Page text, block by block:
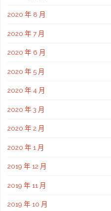
2020 年 8 月
2020 年 7 月
2020 年 6 月
2020 年 5 月
2020 年 4 月
2020 年 3 月
2020 年 2 月
2020 年 1 月
2019 年 12 月
2019 年 11 月
2019 年 10 月